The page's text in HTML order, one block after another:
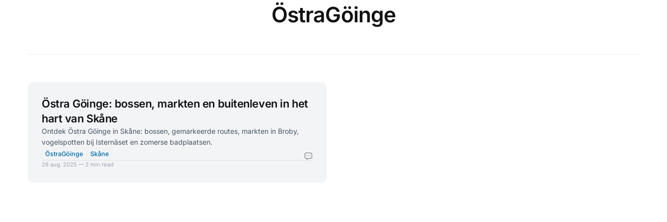
ÖstraGöinge
Östra Göinge: bossen, markten en buitenleven in het
hart van Skåne
Ontdek Östra Göinge in Skåne: bossen, gemarkeerde routes, markten in Broby,
vogelspotten bij Isternäset en zomerse badplaatsen.
ÖstraGöinge Skåne
28 aug. 2025 — 2 min read